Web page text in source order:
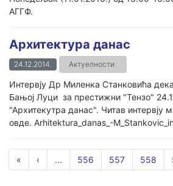
АГГФ.
Архитектура данас
24.12.2014. Актуелности
Интервју Др Миленка Станковића
Бањој Луци за престижни "Тензо"
"Архитекутра данас". Читав интервју
овде. Arhitektura_danas_-
« ‹ ... 556 557 558